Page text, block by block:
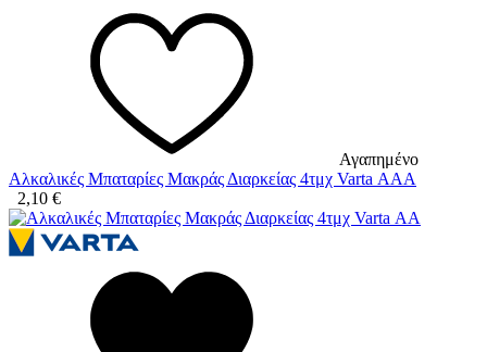
Αγαπημένο
Αλκαλικές Μπαταρίες Μακράς Διαρκείας 4τμχ Varta ΑΑΑ
2,10 €